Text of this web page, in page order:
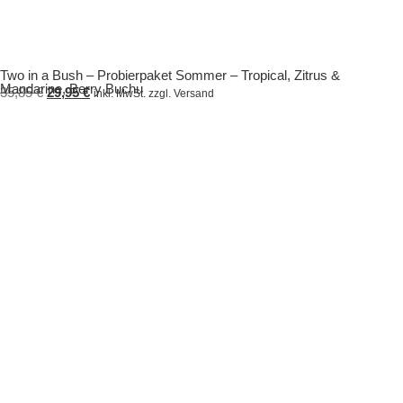
Two in a Bush – Probierpaket Sommer – Tropical, Zitrus &
Mandarine, Berry Buchu
35,85€ 29,95€ inkl. MwSt. zzgl. Versand